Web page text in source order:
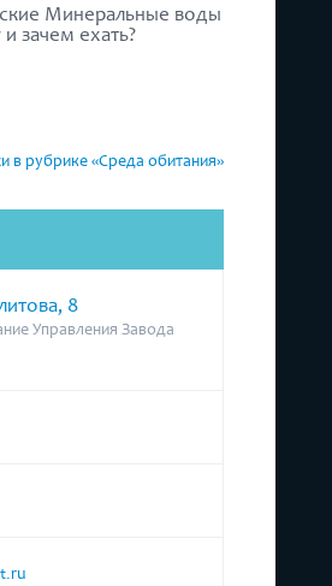
Минеральные воды
зачем ехать?
в рубрике «Среда обитания»
8
Управления Завода